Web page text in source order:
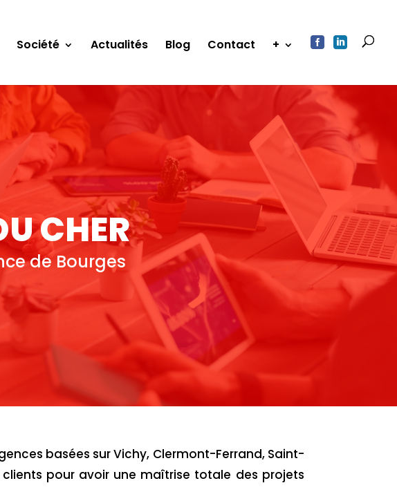
Société Actualités Blog Contact +  
CHER
de Bourges
basées sur Vichy, Clermont-Ferrand, Saint-
pour avoir une maîtrise totale des projets